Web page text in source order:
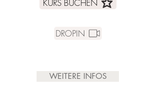
KURS BUCHEN
DROPIN
WEITERE INFOS